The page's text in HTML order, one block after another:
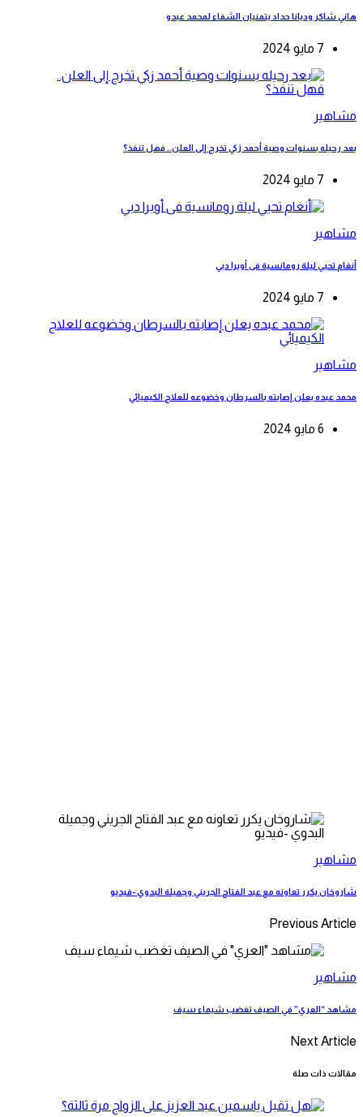
هاني شاكر وديانا حداد يتمنيان الشفاء لمحمد عبدو
7 مايو 2024
مشاهير
بعد رحيله بسنوات وصية أحمد زكي تخرج إلى العلن.. فهل تنفذ؟
7 مايو 2024
مشاهير
أنغام تحيي ليلة رومانسية فى أوبرا دبي
7 مايو 2024
مشاهير
محمد عبده يعلن إصابته بالسرطان وخضوعه للعلاج الكيميائي
6 مايو 2024
مشاهير
شاروخان يكرر تعاونه مع عبد الفتاح الجريني وجميلة البدوي -فيديو
Previous Article
مشاهير
مشاهد “العري” في الصيف تغضب شيماء سيف
Next Article
مقالات ذات صلة